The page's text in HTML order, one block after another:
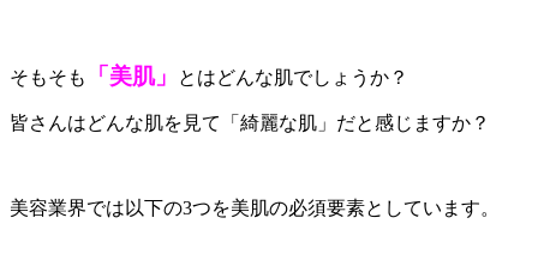
そもそも 「美肌」 とはどんな肌でしょうか？
皆さんはどんな肌を見て「綺麗な肌」だと感じますか？
美容業界では以下の3つを美肌の必須要素としています。